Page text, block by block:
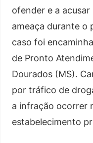
ofender e a
ameaça durante o
caso foi
de Pronto
Dourados (MS).
por tráfico de
a infração ocorrer
estabelecimento